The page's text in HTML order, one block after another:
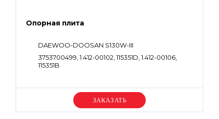
Опорная плита
DAEWOO-DOOSAN S130W-III
3753700499, 1.412-00102, 115351D, 1.412-00106,
115351B
Уточняйте цену